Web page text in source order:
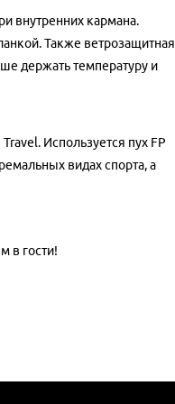
внутренних кармана.
Также ветрозащитная
держать температуру и
Используется пух FP
видах спорта, а
в гости!